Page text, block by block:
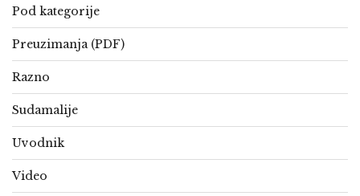
Pod kategorije
Preuzimanja (PDF)
Razno
Sudamalije
Uvodnik
Video